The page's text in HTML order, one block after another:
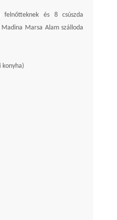
és 8 csúszda
Marsa Alam szálloda
konyha)